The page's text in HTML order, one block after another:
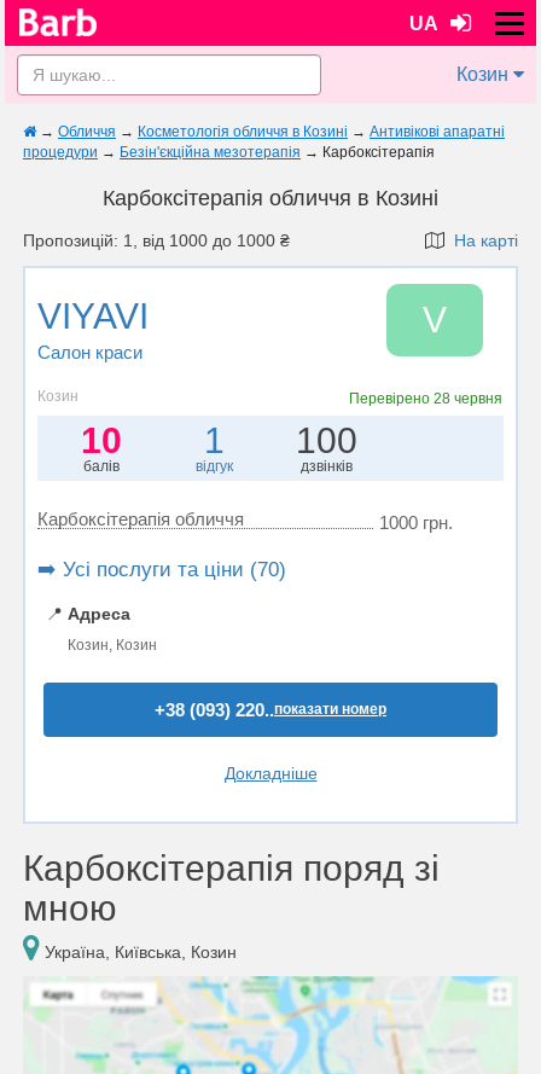
UA
Козин
→ Обличчя → Косметологія обличчя в Козині → Антивікові апаратні
процедури → Безін'єкційна мезотерапія → Карбоксітерапія
Карбоксітерапія обличчя в Козині
Пропозицій: 1, від 1000 до 1000 ₴ На карті
VIYAVI
Салон краси
V
Козин Перевірено28 червня
10
балів
1
відгук
100
дзвінків
Карбоксітерапія обличчя 1000 грн.
➡️ Усі послуги та ціни (70)
📍 Адреса
Козин, Козин
+38 (093) 220..показати номер
Докладніше
Карбоксітерапія поряд зі
мною
Україна, Київська, Козин